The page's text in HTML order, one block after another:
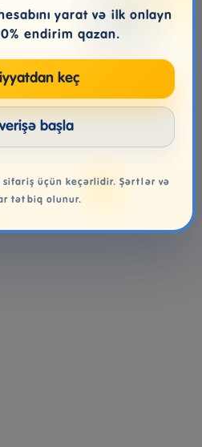
yarat və ilk onlayn
endirim qazan.
keç
başla
sifariş üçün keçərlidir. Şərtlər və
tətbiq olunur.